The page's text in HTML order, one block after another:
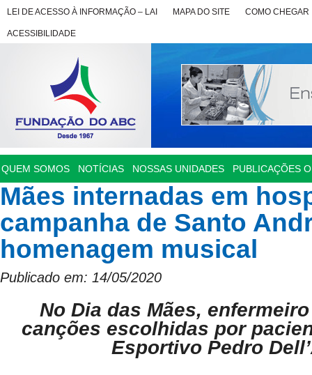
LEI DE ACESSO À INFORMAÇÃO – LAI MAPA DO SITE COMO CHEGAR
ACESSIBILIDADE
QUEM SOMOS NOTÍCIAS NOSSAS UNIDADES PUBLICAÇÕES
Mães internadas em
campanha de Santo
homenagem musical
Publicado em: 14/05/2020
No Dia das Mães,
canções escolhidas por
Esportivo Pedro